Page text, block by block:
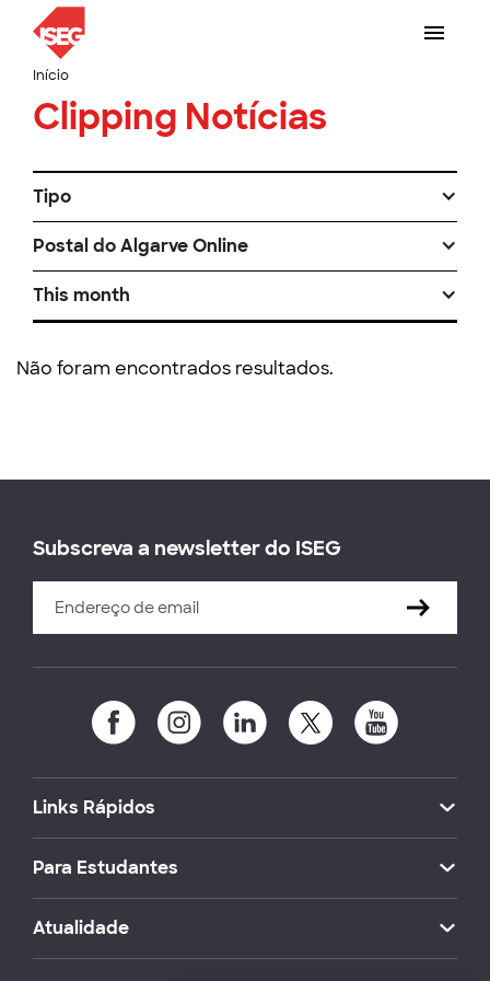
Início
Clipping Notícias
Tipo
Postal do Algarve Online
This month
Não foram encontrados resultados.
Subscreva a newsletter do ISEG
Links Rápidos
Para Estudantes
Atualidade